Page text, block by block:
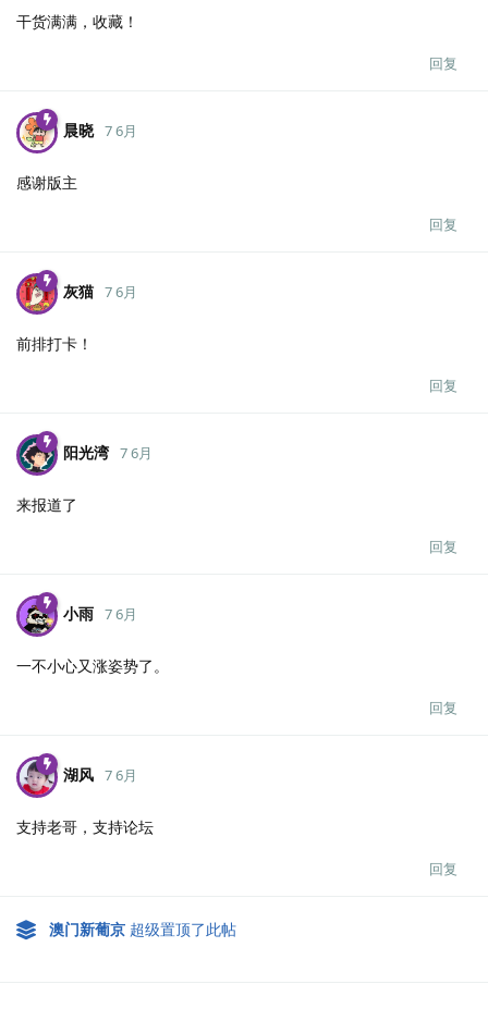
干货满满，收藏！
回复
晨晓 7 6月
感谢版主
回复
灰猫 7 6月
前排打卡！
回复
阳光湾 7 6月
来报道了
回复
小雨 7 6月
一不小心又涨姿势了。
回复
湖风 7 6月
支持老哥，支持论坛
回复
澳门新葡京 超级置顶了此帖